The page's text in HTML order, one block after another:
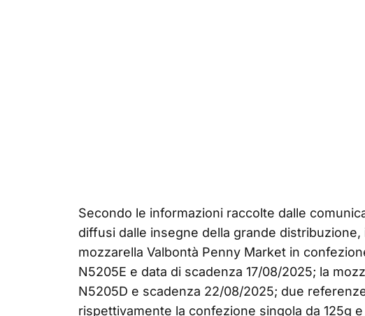
Secondo le informazioni raccolte dalle
diffusi dalle insegne della grande
mozzarella Valbontà Penny Market in
N5205E e data di scadenza 17/08/2025; la
N5205D e scadenza 22/08/2025; due
rispettivamente la confezione singola da 125g